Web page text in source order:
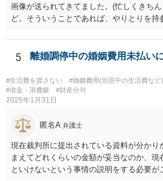
画像が送られてきてました。(忙しくきち
ど。そういうことであれば、やりとりを
5 離婚調停中の婚姻費用未払い
#生活費を渡さない #婚姻費用(別居中の生活費など)
#借金・浪費癖
#財産分与
2025年1月31日
匿名A 弁護士
現在裁判所に提出されている資料が分かり
まえてどれくらいの金額が妥当なのか、
といけないという事情の説明をする必要